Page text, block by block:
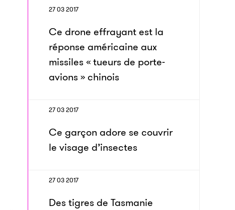
27 03 2017
Ce drone effrayant est la
réponse américaine aux
missiles « tueurs de porte-
avions » chinois
27 03 2017
Ce garçon adore se couvrir
le visage d’insectes
27 03 2017
Des tigres de Tasmanie